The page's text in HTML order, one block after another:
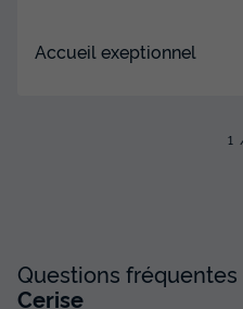
Accueil exeptionnel
1
Questions
Cerise